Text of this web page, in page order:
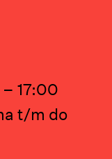
17:00
t/m do